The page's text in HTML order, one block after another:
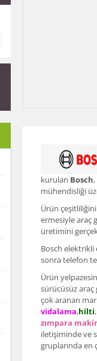
kurulan Bosch
mühendisliği
Ürün
ermesiyle araç
üretimini
Bosch elektrikli
sonra telefon
Ürün
sürücüsüz araç
çok aranan
vidalama,hilti,
zımpara
iletişiminde ve
gruplarında